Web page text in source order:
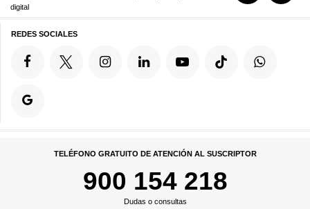
digital
REDES SOCIALES
TELÉFONO GRATUITO DE ATENCIÓN AL SUSCRIPTOR
900 154 218
Dudas o consultas